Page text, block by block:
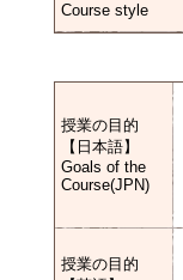
Course style
授業の目的
【日本語】
Goals of the
Course(JPN)
授業の目的